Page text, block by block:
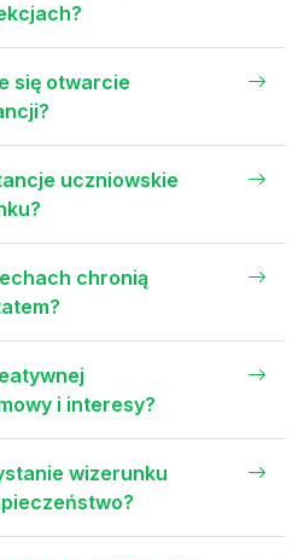
się otwarcie
uczniowskie
chronią
i interesy?
wizerunku